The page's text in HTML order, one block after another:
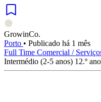
GrowinCo.
Porto • Publicado há 1 mês
Full Time Comercial /
Intermédio (2-5 anos) 12.º